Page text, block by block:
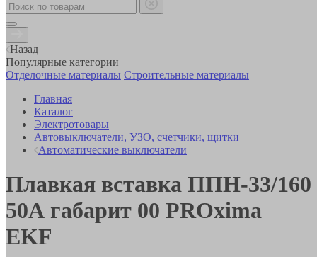
Назад
Популярные категории
Отделочные материалы Строительные материалы
Главная
Каталог
Электротовары
Автовыключатели, УЗО, счетчики, щитки
Автоматические выключатели
Плавкая вставка ППН-33/160
50А габарит 00 PROxima
EKF